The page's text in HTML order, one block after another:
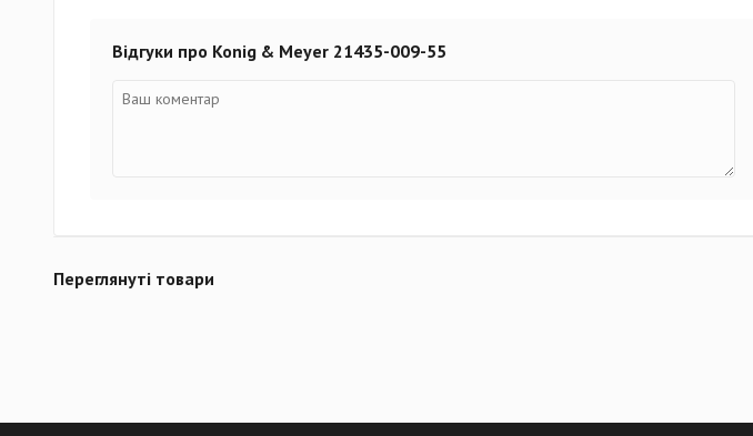
Відгуки про Konig & Meyer 21435-009-55
Переглянуті товари